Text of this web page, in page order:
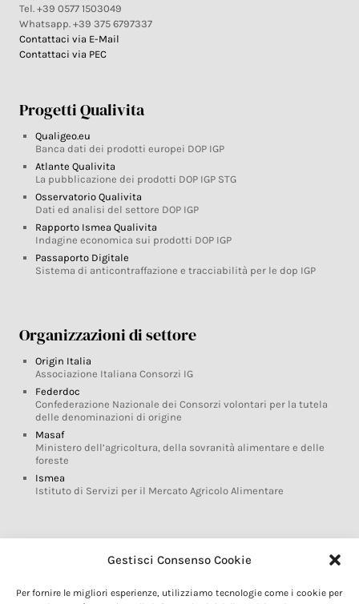
Gestisci Consenso Cookie
Per fornire le migliori esperienze, utilizziamo tecnologie come i cookie per
Tel. +39 0577 1503049
Whatsapp. +39 375 6797337
Contattaci via E-Mail
Contattaci via PEC
Progetti Qualivita
Qualigeo.eu
Banca dati dei prodotti europei DOP IGP
Atlante Qualivita
La pubblicazione dei prodotti DOP IGP STG
Osservatorio Qualivita
Dati ed analisi del settore DOP IGP
Rapporto Ismea Qualivita
Indagine economica sui prodotti DOP IGP
Passaporto Digitale
Sistema di anticontraffazione e tracciabilità per le dop IGP
Organizzazioni di settore
Origin Italia
Associazione Italiana Consorzi IG
Federdoc
Confederazione Nazionale dei Consorzi volontari per la tutela
delle denominazioni di origine
Masaf
Ministero dell’agricoltura, della sovranità alimentare e delle
foreste
Ismea
Istituto di Servizi per il Mercato Agricolo Alimentare
Glossario DOP IGP
Marchi DOP IGP